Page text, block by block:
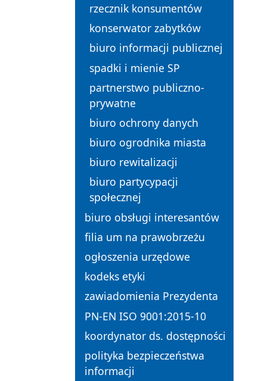
rzecznik konsumentów
konserwator zabytków
biuro informacji publicznej
spadki i mienie SP
partnerstwo publiczno-
prywatne
biuro ochrony danych
biuro ogrodnika miasta
biuro rewitalizacji
biuro partycypacji
społecznej
biuro obsługi interesantów
filia um na prawobrzeżu
ogłoszenia urzędowe
kodeks etyki
zawiadomienia Prezydenta
PN-EN ISO 9001:2015-10
koordynator ds. dostępności
polityka bezpieczeństwa
informacji